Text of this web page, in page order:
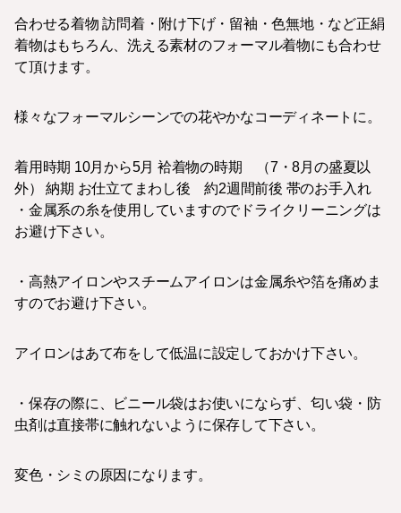
合わせる着物 訪問着・附け下げ・留袖・色無地・など正絹
着物はもちろん、洗える素材のフォーマル着物にも合わせ
て頂けます。
様々なフォーマルシーンでの花やかなコーディネートに。
着用時期 10月から5月 袷着物の時期 （7・8月の盛夏以
外） 納期 お仕立てまわし後 約2週間前後 帯のお手入れ
・金属系の糸を使用していますのでドライクリーニングは
お避け下さい。
・高熱アイロンやスチームアイロンは金属糸や箔を痛めま
すのでお避け下さい。
アイロンはあて布をして低温に設定しておかけ下さい。
・保存の際に、ビニール袋はお使いにならず、匂い袋・防
虫剤は直接帯に触れないように保存して下さい。
変色・シミの原因になります。